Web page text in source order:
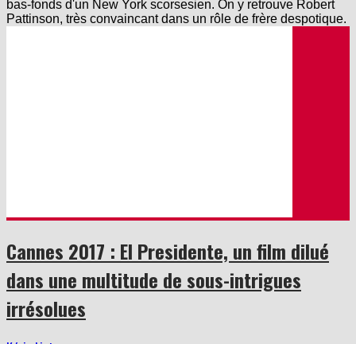
Pattinson, très convaincant dans un rôle de frère despotique.
Cannes 2017 : El Presidente, un film dilué
dans une multitude de sous-intrigues
irrésolues